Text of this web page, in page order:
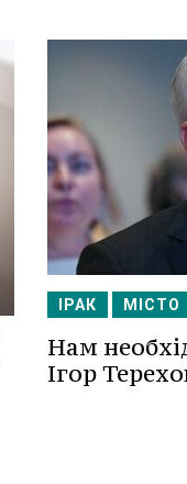
ІРАК МІСТО
Нам
Ігор